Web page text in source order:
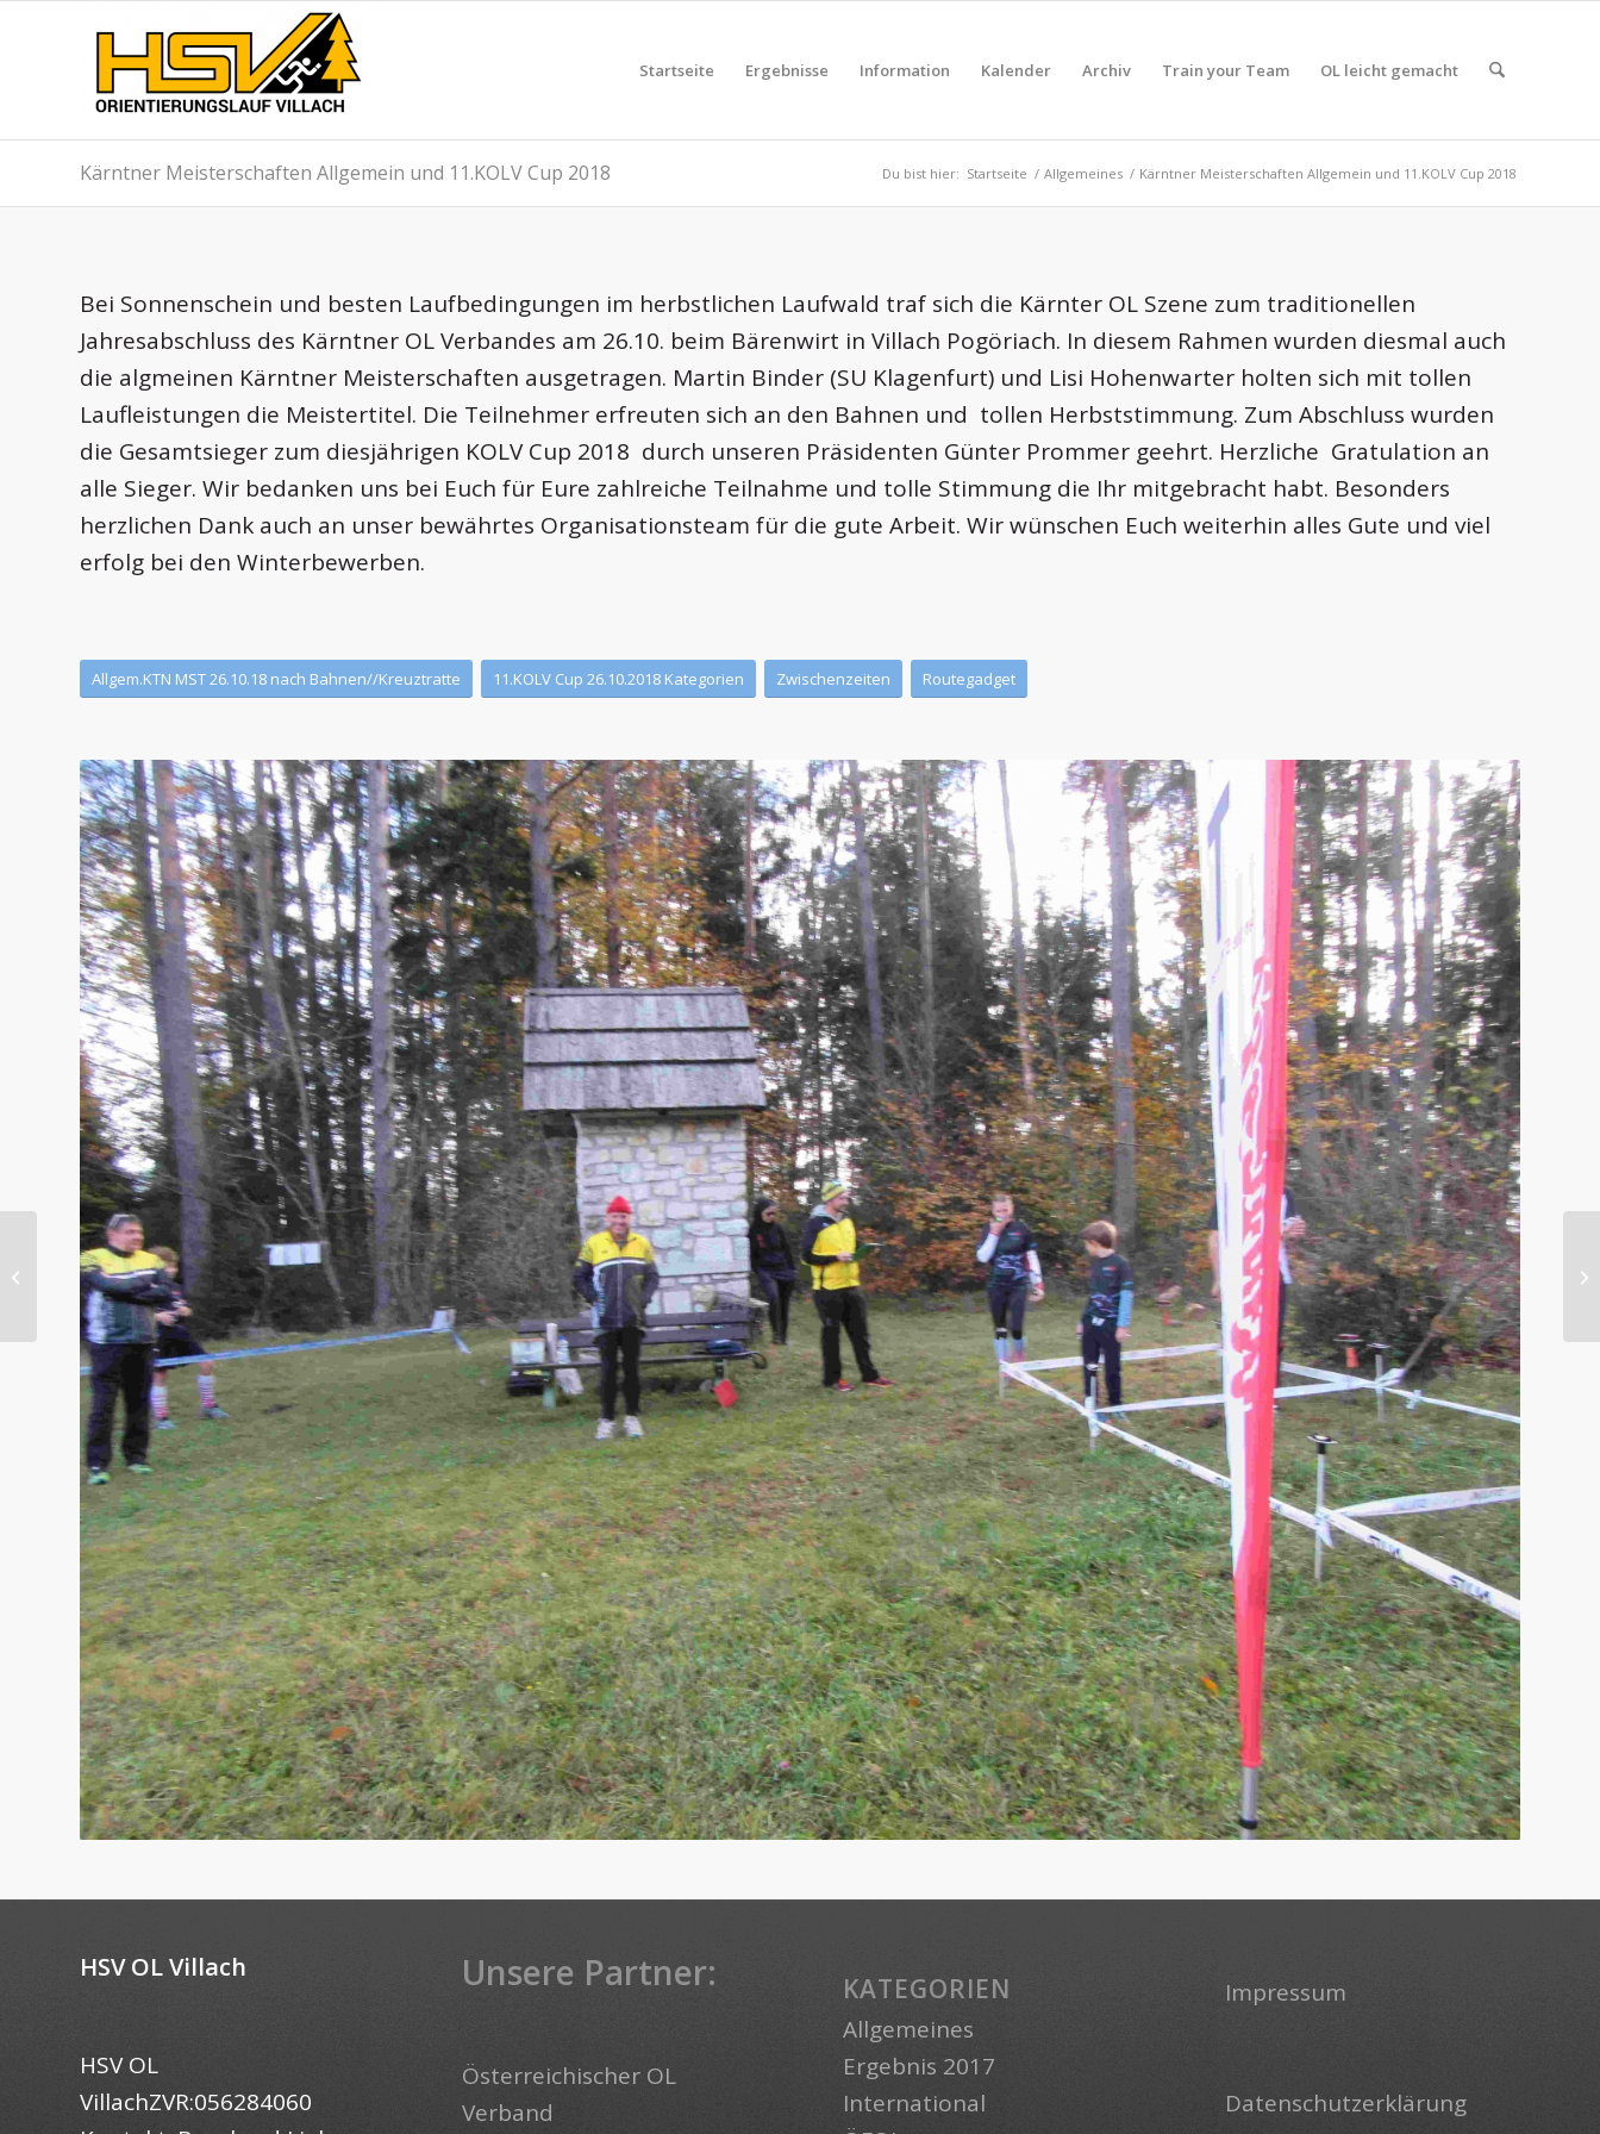
Startseite Ergebnisse Information Kalender Archiv Train your Team OL leicht gemacht
Kärntner Meisterschaften Allgemein und 11.KOLV Cup 2018 Du bist hier: Startseite / Allgemeines / Kärntner Meisterschaften Allgemein und 11.KOLV Cup 2018
Bei Sonnenschein und besten Laufbedingungen im herbstlichen Laufwald traf sich die Kärnter OL Szene zum traditionellen
Jahresabschluss des Kärntner OL Verbandes am 26.10. beim Bärenwirt in Villach Pogöriach. In diesem Rahmen wurden diesmal auch
die algmeinen Kärntner Meisterschaften ausgetragen. Martin Binder (SU Klagenfurt) und Lisi Hohenwarter holten sich mit tollen
Laufleistungen die Meistertitel. Die Teilnehmer erfreuten sich an den Bahnen und tollen Herbststimmung. Zum Abschluss wurden
die Gesamtsieger zum diesjährigen KOLV Cup 2018 durch unseren Präsidenten Günter Prommer geehrt. Herzliche Gratulation an
alle Sieger. Wir bedanken uns bei Euch für Eure zahlreiche Teilnahme und tolle Stimmung die Ihr mitgebracht habt. Besonders
herzlichen Dank auch an unser bewährtes Organisationsteam für die gute Arbeit. Wir wünschen Euch weiterhin alles Gute und viel
erfolg bei den Winterbewerben.
Allgem.KTN MST 26.10.18 nach Bahnen//Kreuztratte 11.KOLV Cup 26.10.2018 Kategorien Zwischenzeiten Routegadget
HSV OL Villach
HSV OL
VillachZVR:056284060
Unsere Partner:
Österreichischer OL
Verband
KATEGORIEN
Allgemeines
Ergebnis 2017
International
Impressum
Datenschutzerklärung
1.Landesschulcup 2018/2019